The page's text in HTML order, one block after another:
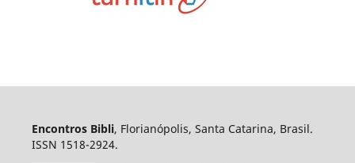
Encontros Bibli, Florianópolis, Santa Catarina, Brasil.
ISSN 1518-2924.